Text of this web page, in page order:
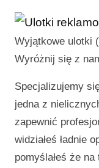
Wyjątkowe ulotki
Wyróżnij się z
Specjalizujemy
jedna z
zapewnić
widziałeś ładnie
pomyślałeś że